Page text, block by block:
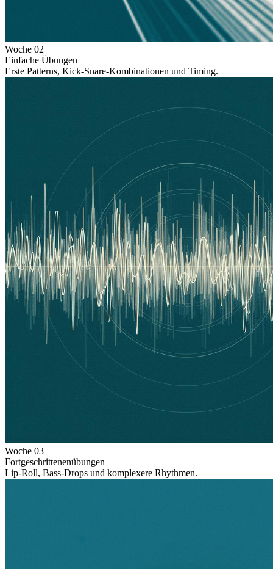
Woche 02
Einfache Übungen
Erste Patterns, Kick-Snare-Kombinationen und Timing.
Woche 03
Fortgeschrittenenübungen
Lip-Roll, Bass-Drops und komplexere Rhythmen.